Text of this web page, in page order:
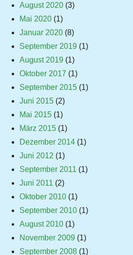
August 2020 (3)
Mai 2020 (1)
Januar 2020 (8)
September 2019 (1)
August 2019 (1)
Oktober 2017 (1)
September 2015 (1)
Juni 2015 (2)
Mai 2015 (1)
März 2015 (1)
Dezember 2014 (1)
Juni 2012 (1)
September 2011 (1)
Juni 2011 (2)
Oktober 2010 (1)
September 2010 (1)
August 2010 (1)
November 2009 (1)
September 2008 (1)